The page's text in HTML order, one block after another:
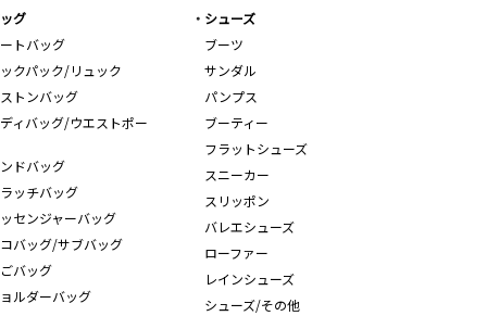
グ
トバッグ
クパック/リュック
トンバッグ
ィバッグ/ウエストポー
ドバッグ
ッチバッグ
センジャーバッグ
バッグ/サブバッグ
バッグ
ルダーバッグ
シューズ
ブーツ
サンダル
パンプス
ブーティー
フラットシューズ
スニーカー
スリッポン
バレエシューズ
ローファー
レインシューズ
シューズ/その他